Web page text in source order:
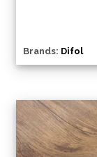
Brands: Difol